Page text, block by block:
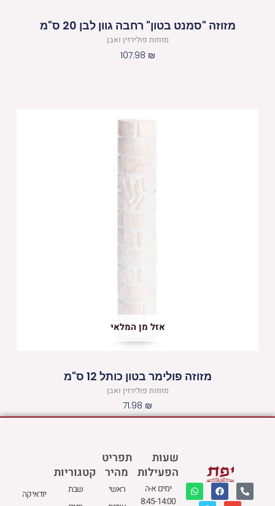
מזוזה "סמנט בטון" רחבה גוון לבן 20 ס"מ
מזוזות פולירזין ואבן
107.98 ₪
אזל מן המלאי
מזוזה פולימר בטון כותל 12 ס"מ
מזוזות פולירזין ואבן
71.98 ₪
שעות
הפעילות
ימים א-ה
8:45-14:00
תפריט
מהיר
ראשי
P
h
o
F
a
c
W
h
a
E
v
M
p
קטגוריות
שבת
יודאיקה